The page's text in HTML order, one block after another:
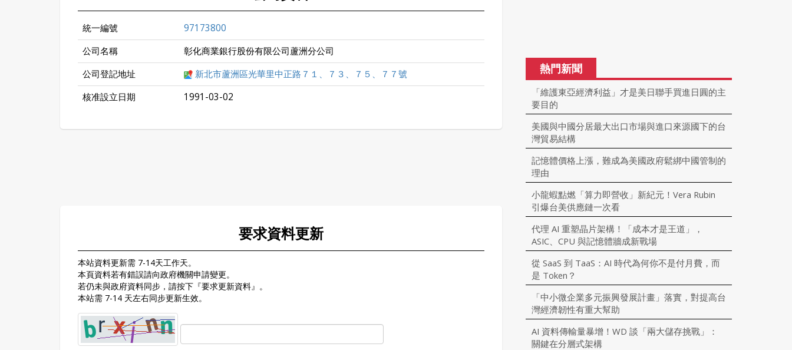
統一編號
97173800
公司名稱
彰化商業銀行股份有限公司蘆洲分公司
公司登記地址
新北市蘆洲區光華里中正路７１、７３、７５、７７號
核准設立日期
1991-03-02
要求資料更新
本站資料更新需 7-14天工作天。
本頁資料若有錯誤請向政府機關申請變更。
若仍未與政府資料同步，請按下『要求更新資料』。
本站需 7-14 天左右同步更新生效。
熱門新聞
「維護東亞經濟利益」才是美日聯手買進日圓的主
要目的
美國與中國分居最大出口市場與進口來源國下的台
灣貿易結構
記憶體價格上漲，難成為美國政府鬆綁中國管制的
理由
小龍蝦點燃「算力即營收」新紀元！Vera Rubin
引爆台美供應鏈一次看
代理 AI 重塑晶片架構！「成本才是王道」，
ASIC、CPU 與記憶體牆成新戰場
從 SaaS 到 TaaS：AI 時代為何你不是付月費，而
是 Token？
「中小微企業多元振興發展計畫」落實，對提高台
灣經濟韌性有重大幫助
AI 資料傳輸量暴增！WD 談「兩大儲存挑戰」：
關鍵在分層式架構